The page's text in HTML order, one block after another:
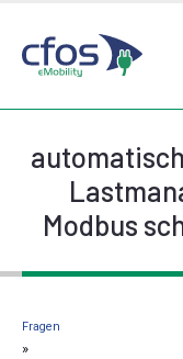
Modbus
Fragen